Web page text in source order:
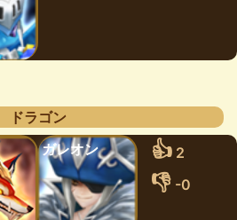
ドラゴン
ガレオン 👍 2
👎 -0